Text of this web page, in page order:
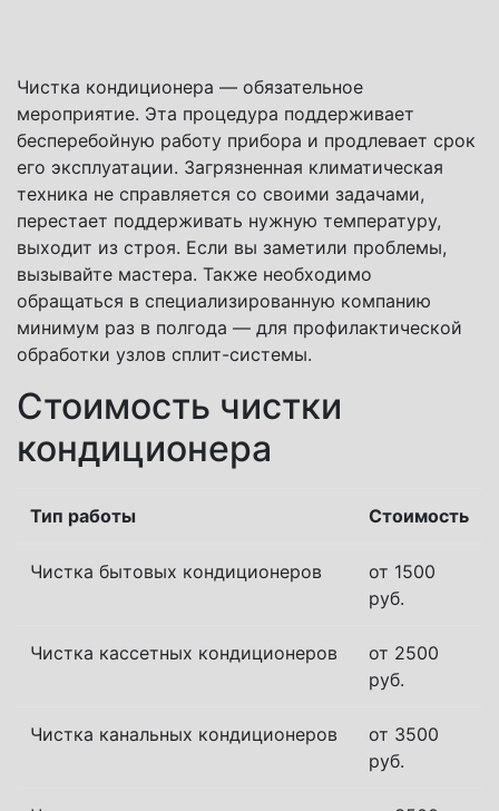
Чистка кондиционера — обязательное
мероприятие. Эта процедура поддерживает
бесперебойную работу прибора и продлевает срок
его эксплуатации. Загрязненная климатическая
техника не справляется со своими задачами,
перестает поддерживать нужную температуру,
выходит из строя. Если вы заметили проблемы,
вызывайте мастера. Также необходимо
обращаться в специализированную компанию
минимум раз в полгода — для профилактической
обработки узлов сплит-системы.
Стоимость чистки
кондиционера
Тип работы Стоимость
Чистка бытовых кондиционеров
от 1500
руб.
Чистка кассетных кондиционеров
от 2500
руб.
Чистка канальных кондиционеров
от 3500
руб.